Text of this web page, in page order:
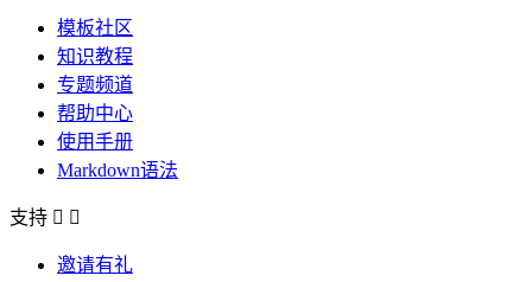
模板社区
知识教程
专题频道
帮助中心
使用手册
Markdown语法
支持  
邀请有礼